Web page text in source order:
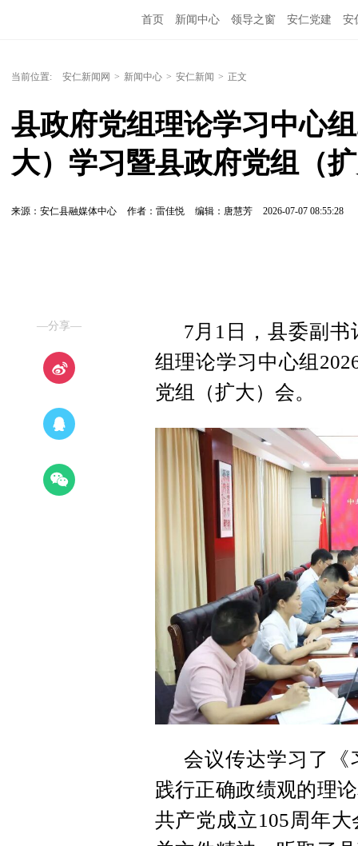
首页 新闻中心 领导之窗 安仁党建 安
当前位置: 安仁新闻网 > 新闻中心 > 安仁新闻 > 正文
县政府党组理论学习中心
大）学习暨县政府党组（
来源：安仁县融媒体中心 作者：雷佳悦 编辑：唐慧芳 2026-07-07 08:55:28
—分享—
7月1日，县委副
组理论学习中心组
党组（扩大）会。
会议传达学习了《
践行正确政绩观的理
共产党成立105周年